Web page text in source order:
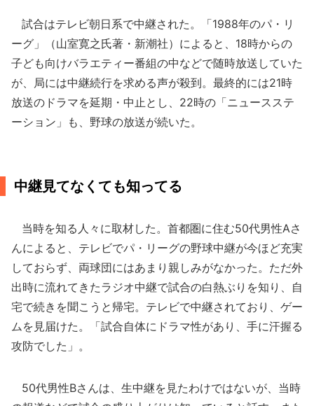
試合はテレビ朝日系で中継された。「1988年のパ・リ
ーグ」（山室寛之氏著・新潮社）によると、18時からの
子ども向けバラエティー番組の中などで随時放送していた
が、局には中継続行を求める声が殺到。最終的には21時
放送のドラマを延期・中止とし、22時の「ニュースステ
ーション」も、野球の放送が続いた。
中継見てなくても知ってる
当時を知る人々に取材した。首都圏に住む50代男性Aさ
んによると、テレビでパ・リーグの野球中継が今ほど充実
しておらず、両球団にはあまり親しみがなかった。ただ外
出時に流れてきたラジオ中継で試合の白熱ぶりを知り、自
宅で続きを聞こうと帰宅。テレビで中継されており、ゲー
ムを見届けた。「試合自体にドラマ性があり、手に汗握る
攻防でした」。
50代男性Bさんは、生中継を見たわけではないが、当時